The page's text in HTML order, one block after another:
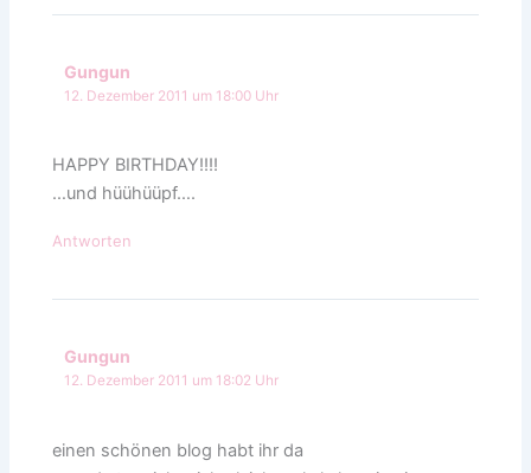
Gungun
12. Dezember 2011 um 18:00 Uhr
HAPPY BIRTHDAY!!!!
…und hüühüüpf….
Antworten
Gungun
12. Dezember 2011 um 18:02 Uhr
einen schönen blog habt ihr da